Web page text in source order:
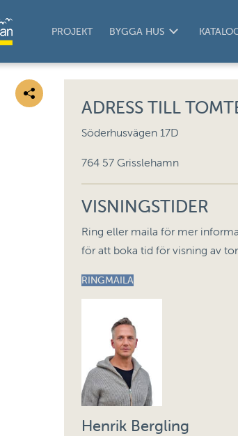
PROJEKT BYGGA HUS
ADRESS TILL
Söderhusvägen 17D
764 57 Grisslehamn
VISNINGSTIDER
Ring eller maila för mer
för att boka tid för visning av
RINGMAILA
Henrik Bergling